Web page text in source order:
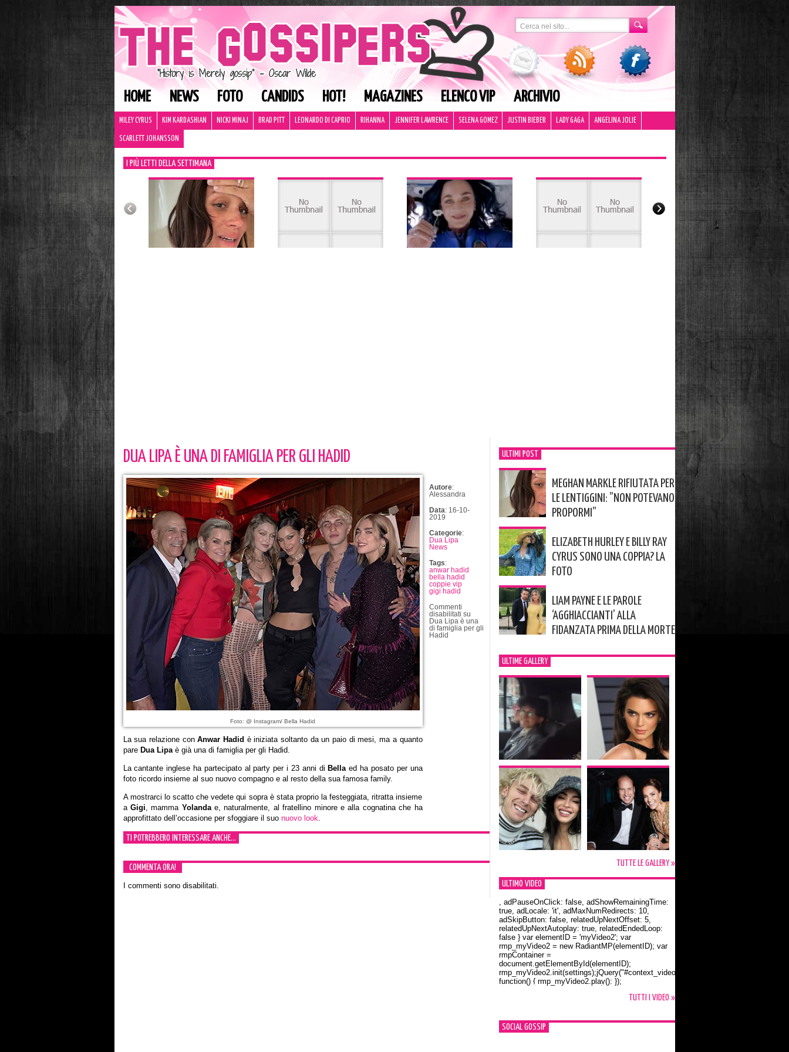
HOME NEWS FOTO CANDIDS HOT! MAGAZINES ELENCO VIP ARCHIVIO
MILEY CYRUS KIM KARDASHIAN NICKI MINAJ BRAD PITT LEONARDO DI CAPRIO RIHANNA JENNIFER LAWRENCE SELENA GOMEZ JUSTIN BIEBER LADY GAGA ANGELINA JOLIE
SCARLETT JOHANSSON
I PIÙ LETTI DELLA SETTIMANA
DUA LIPA È UNA DI FAMIGLIA PER GLI HADID
Foto: @ Instagram/ Bella Hadid
La sua relazione conAnwar Hadid è iniziata soltanto da un paio di mesi, ma a quanto
pare Dua Lipaè già una di famiglia per gli Hadid.
La cantante inglese ha partecipato al party per i 23 anni di Bellaed ha posato per una
foto ricordo insieme al suo nuovo compagno e al resto della sua famosa family.
A mostrarci lo scatto che vedete qui sopra è stata proprio la festeggiata, ritratta insieme
a Gigi, mamma Yolandae, naturalmente, al fratellino minore e alla cognatina che ha
approfittato dell’occasione per sfoggiare il suo nuovo look.
Autore:
Alessandra
Data: 16-10-
2019
Categorie:
Dua Lipa
News
Tags:
anwar hadid
bella hadid
coppie vip
gigi hadid
Commenti
disabilitati su
Dua Lipa è una
di famiglia per gli
Hadid
TI POTREBBERO INTERESSARE ANCHE...
COMMENTA ORA!
I commenti sono disabilitati.
ULTIMI POST
MEGHAN MARKLE RIFIUTATA PER
LE LENTIGGINI: ”NON POTEVANO
PROPORMI”
ELIZABETH HURLEY E BILLY RAY
CYRUS SONO UNA COPPIA? LA
FOTO
LIAM PAYNE E LE PAROLE
‘AGGHIACCIANTI’ ALLA
FIDANZATA PRIMA DELLA MORTE
ULTIME GALLERY
TUTTE LE GALLERY »
ULTIMO VIDEO
Orlando Bloom e la t-shirt dedicata a Flynn
, adPauseOnClick: false, adShowRemainingTime:
true, adLocale: 'it', adMaxNumRedirects: 10,
adSkipButton: false, relatedUpNextOffset: 5,
relatedUpNextAutoplay: true, relatedEndedLoop:
false } var elementID = 'myVideo2'; var
rmp_myVideo2 = new RadiantMP(elementID); var
rmpContainer =
document.getElementById(elementID);
rmp_myVideo2.init(settings);jQuery("#context_video2").one("mouseover",
function() { rmp_myVideo2.play(); });
TUTTI I VIDEO »
SOCIAL GOSSIP